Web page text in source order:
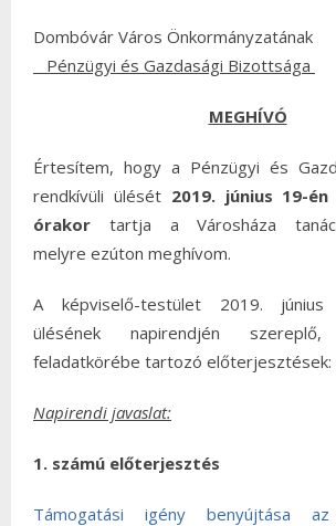
Dombóvár Város Önkormányzatának
Pénzügyi és Gazdasági Bizottsága
MEGHÍVÓ
Értesítem, hogy a Pénzügyi és
rendkívüli ülését 2019. június 19-
órakor tartja a Városháza
melyre ezúton meghívom.
A képviselő-testület 2019. június
ülésének napirendjén
feladatkörébe tartozó előterjesztések:
Napirendi javaslat:
1. számú előterjesztés
Támogatási igény benyújtása az